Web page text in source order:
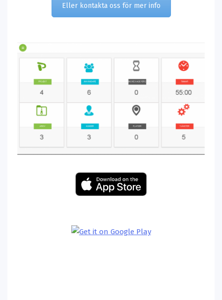
Eller kontakta oss för mer info